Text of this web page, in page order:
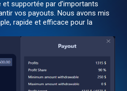
supportée par d’importants
vos payouts. Nous avons mis
rapide et efficace pour la